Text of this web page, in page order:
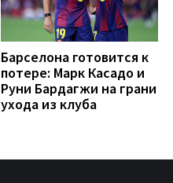
Барселона готовится к
потере: Марк Касадо и
Руни Бардагжи на грани
ухода из клуба